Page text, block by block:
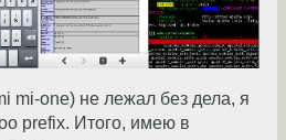
mi-one) не лежал без дела, я
prefix. Итого, имею в